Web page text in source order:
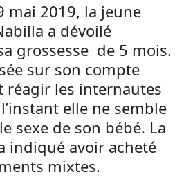
mai 2019, la jeune
a dévoilé
grossesse de 5 mois.
sur son compte
réagir les internautes
elle ne semble
sexe de son bébé. La
indiqué avoir acheté
mixtes.